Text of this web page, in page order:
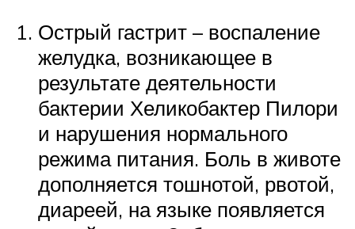
Острый гастрит – воспаление
желудка, возникающее в
результате деятельности
бактерии Хеликобактер Пилори
и нарушения нормального
режима питания. Боль в животе
дополняется тошнотой, рвотой,
диареей, на языке появляется